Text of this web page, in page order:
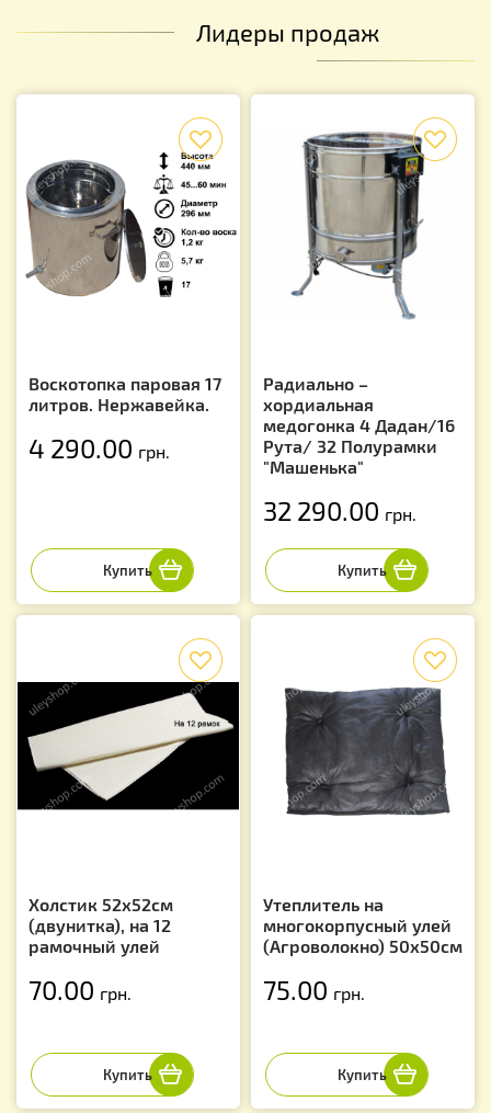
Лидеры продаж
Воскотопка паровая 17
литров. Нержавейка.
4 290.00 грн.
Радиально –
хордиальная
медогонка 4 Дадан/16
Рута/ 32 Полурамки
"Машенька"
32 290.00 грн.
Холстик 52х52см
(двунитка), на 12
рамочный улей
70.00 грн.
Утеплитель на
многокорпусный улей
(Агроволокно) 50х50см
75.00 грн.